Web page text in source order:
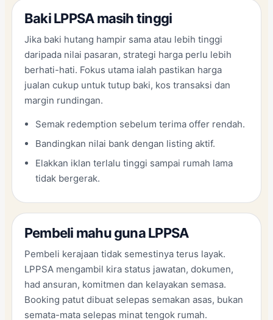
Baki LPPSA masih tinggi
Jika baki hutang hampir sama atau lebih tinggi
daripada nilai pasaran, strategi harga perlu lebih
berhati-hati. Fokus utama ialah pastikan harga
jualan cukup untuk tutup baki, kos transaksi dan
margin rundingan.
Semak redemption sebelum terima offer rendah.
Bandingkan nilai bank dengan listing aktif.
Elakkan iklan terlalu tinggi sampai rumah lama
tidak bergerak.
Pembeli mahu guna LPPSA
Pembeli kerajaan tidak semestinya terus layak.
LPPSA mengambil kira status jawatan, dokumen,
had ansuran, komitmen dan kelayakan semasa.
Booking patut dibuat selepas semakan asas, bukan
semata-mata selepas minat tengok rumah.